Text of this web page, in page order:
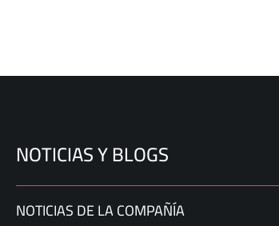
NOTICIAS Y BLOGS
NOTICIAS DE LA COMPAÑÍA